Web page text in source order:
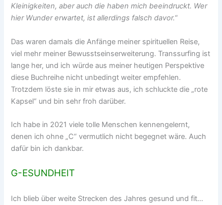
Kleinigkeiten, aber auch die haben mich beeindruckt. Wer
hier Wunder erwartet, ist allerdings falsch davor.“
Das waren damals die Anfänge meiner spirituellen Reise,
viel mehr meiner Bewusstseinserweiterung. Transsurfing ist
lange her, und ich würde aus meiner heutigen Perspektive
diese Buchreihe nicht unbedingt weiter empfehlen.
Trotzdem löste sie in mir etwas aus, ich schluckte die „rote
Kapsel“ und bin sehr froh darüber.
Ich habe in 2021 viele tolle Menschen kennengelernt,
denen ich ohne „C“ vermutlich nicht begegnet wäre. Auch
dafür bin ich dankbar.
G-ESUNDHEIT
Ich blieb über weite Strecken des Jahres gesund und fit…